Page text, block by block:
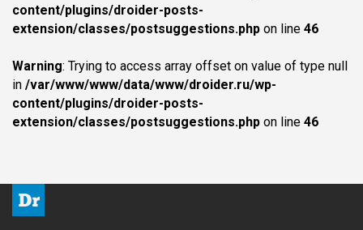
content/plugins/droider-posts-
extension/classes/postsuggestions.php on line 46
Warning: Trying to access array offset on value of type null
in /var/www/www/data/www/droider.ru/wp-
content/plugins/droider-posts-
extension/classes/postsuggestions.php on line 46